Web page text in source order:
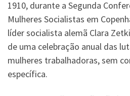
1910, durante a Segunda
Mulheres Socialistas em
líder socialista alemã Clara
de uma celebração anual das
mulheres trabalhadoras, sem
específica.